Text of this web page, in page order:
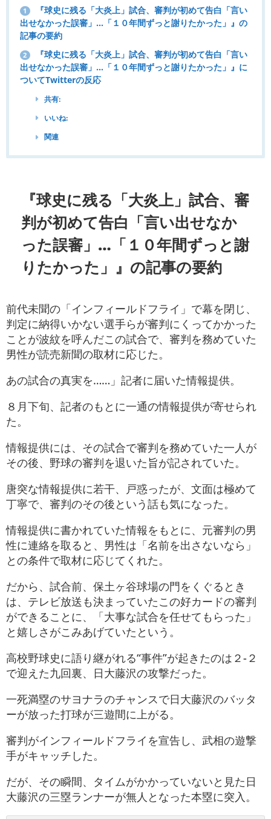
1
『球史に残る「大炎上」試合、審判が初めて告白「言い
出せなかった誤審」…「１０年間ずっと謝りたかった」』の
記事の要約
2
『球史に残る「大炎上」試合、審判が初めて告白「言い
出せなかった誤審」…「１０年間ずっと謝りたかった」』に
ついてTwitterの反応
共有:
いいね:
関連
『球史に残る「大炎上」試合、審
判が初めて告白「言い出せなか
った誤審」…「１０年間ずっと謝
りたかった」』の記事の要約
前代未聞の「インフィールドフライ」で幕を閉じ、
判定に納得いかない選手らが審判にくってかかった
ことが波紋を呼んだこの試合で、審判を務めていた
男性が読売新聞の取材に応じた。
あの試合の真実を……」記者に届いた情報提供。
８月下旬、記者のもとに一通の情報提供が寄せられ
た。
情報提供には、その試合で審判を務めていた一人が
その後、野球の審判を退いた旨が記されていた。
唐突な情報提供に若干、戸惑ったが、文面は極めて
丁寧で、審判のその後という話も気になった。
情報提供に書かれていた情報をもとに、元審判の男
性に連絡を取ると、男性は「名前を出さないなら」
との条件で取材に応じてくれた。
だから、試合前、保土ヶ谷球場の門をくぐるとき
は、テレビ放送も決まっていたこの好カードの審判
ができることに、「大事な試合を任せてもらった」
と嬉しさがこみあげていたという。
高校野球史に語り継がれる“事件”が起きたのは２-２
で迎えた九回裏、日大藤沢の攻撃だった。
一死満塁のサヨナラのチャンスで日大藤沢のバッタ
ーが放った打球が三遊間に上がる。
審判がインフィールドフライを宣告し、武相の遊撃
手がキャッチした。
だが、その瞬間、タイムがかかっていないと見た日
大藤沢の三塁ランナーが無人となった本塁に突入。